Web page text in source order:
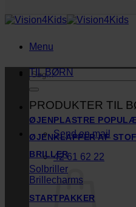
Menu
Søg
efter:
Send en mail
42 61 62 22
TIL BØRN
PRODUKTER TIL
ØJENPLASTRE
ØJENKLAPPER AF STOF
BRILLER
Solbriller
Brillecharms
STARTPAKKER